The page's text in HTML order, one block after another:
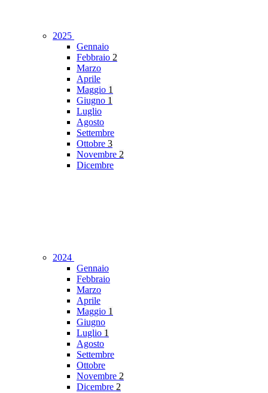
2025
Gennaio
Febbraio 2
Marzo
Aprile
Maggio 1
Giugno 1
Luglio
Agosto
Settembre
Ottobre 3
Novembre 2
Dicembre
2024
Gennaio
Febbraio
Marzo
Aprile
Maggio 1
Giugno
Luglio 1
Agosto
Settembre
Ottobre
Novembre 2
Dicembre 2